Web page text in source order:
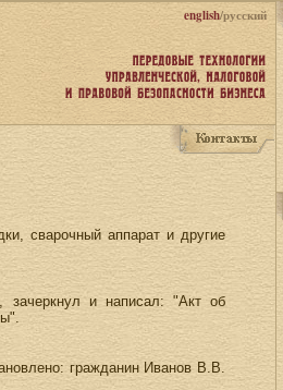
english/русский
сварочный аппарат и другие
зачеркнул и написал: "Акт об
гражданин Иванов В.В.